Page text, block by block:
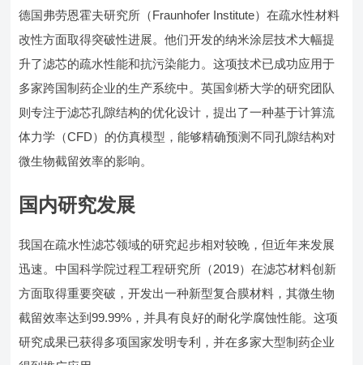
德国弗劳恩霍夫研究所（Fraunhofer Institute）在疏水性材料
改性方面取得突破性进展。他们开发的纳米涂层技术大幅提
升了滤芯的疏水性能和抗污染能力。这项技术已成功应用于
多家跨国制药企业的生产系统中。英国剑桥大学的研究团队
则专注于滤芯孔隙结构的优化设计，提出了一种基于计算流
体力学（CFD）的仿真模型，能够精确预测不同孔隙结构对
微生物截留效率的影响。
国内研究发展
我国在疏水性滤芯领域的研究起步相对较晚，但近年来发展
迅速。中国科学院过程工程研究所（2019）在滤芯材料创新
方面取得重要突破，开发出一种新型复合膜材料，其微生物
截留效率达到99.99%，并具有良好的耐化学腐蚀性能。这项
研究成果已获得多项国家发明专利，并在多家大型制药企业